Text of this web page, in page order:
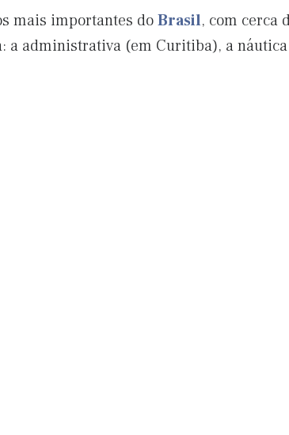
mais importantes doBrasil, com cerca
a administrativa (em Curitiba), a náutica